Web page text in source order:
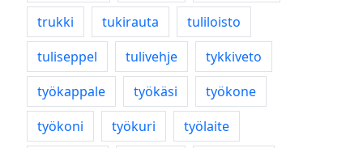
trukki
tukirauta
tuliloisto
tuliseppel
tulivehje
tykkiveto
työkappale
työkäsi
työkone
työkoni
työkuri
työlaite